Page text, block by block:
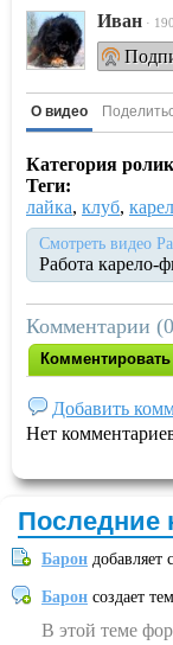
Ивaн ·
О видео
Категория
Теги:
лайка, клуб,
Смотреть видео
Работа карело-
Комментарии
Комментировать
Добавить
Нет
Последние
Барон добавляет
Барон создает
В этой теме